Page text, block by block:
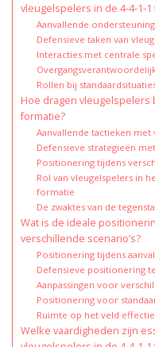
vleugelspelers in de 4-4-1-1
Aanvallende
Defensieve taken van
Interacties met centrale
Rollen bij
Hoe dragen vleugelspelers
formatie?
Aanvallende tactieken met
Defensieve strategieën
Positionering tijdens
Rol van vleugelspelers in
formatie
De zwaktes van de
Wat is de ideale
verschillende scenario’s?
Positionering tijdens
Defensieve positionering
Aanpassingen voor
Positionering voor
Ruimte op het veld
Welke vaardigheden zijn